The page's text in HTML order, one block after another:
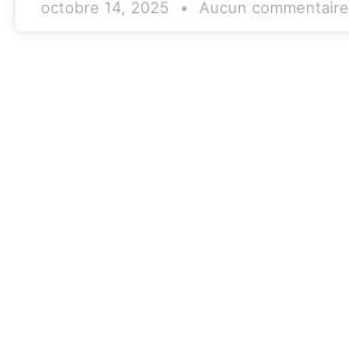
octobre 14, 2025 Aucun commentaire